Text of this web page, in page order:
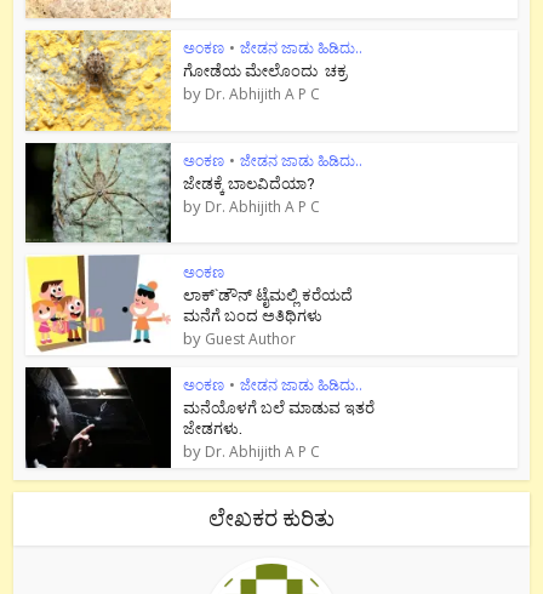
ಅಂಕಣ • ಜೇಡನ ಜಾಡು ಹಿಡಿದು..
ಗೋಡೆಯ ಮೇಲೊಂದು ಚಕ್ರ
by Dr. Abhijith A P C
ಅಂಕಣ • ಜೇಡನ ಜಾಡು ಹಿಡಿದು..
ಜೇಡಕ್ಕೆ ಬಾಲವಿದೆಯಾ?
by Dr. Abhijith A P C
ಅಂಕಣ
ಲಾಕ್`ಡೌನ್ ಟೈಮಲ್ಲಿ ಕರೆಯದೆ
ಮನೆಗೆ ಬಂದ ಅತಿಥಿಗಳು
by Guest Author
ಅಂಕಣ • ಜೇಡನ ಜಾಡು ಹಿಡಿದು..
ಮನೆಯೊಳಗೆ ಬಲೆ ಮಾಡುವ ಇತರೆ
ಜೇಡಗಳು.
by Dr. Abhijith A P C
ಲೇಖಕರ ಕುರಿತು